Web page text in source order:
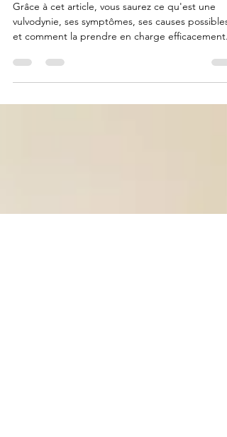
Vulvodynies ; ces douleurs
vulvaires qui empoisonnent la vie
Grâce à cet article, vous saurez ce qu'est une
et comment la prendre en charge efficacement.